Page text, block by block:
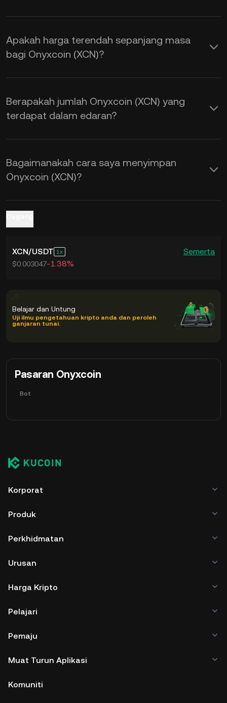
Gunakan Kalkulator KuCoin untuk
mendapatkan kadar pertukaran
kepada USDmasa nyata.
Apakah harga terendah sepanjang masa
bagi Onyxcoin (XCN)?
Berapakah jumlah Onyxcoin (XCN) yang
terdapat dalam edaran?
Bagaimanakah cara saya menyimpan
Onyxcoin (XCN)?
XCN/USDT 1 Semerta
$0.003047-1.38%
Belajar dan Untung
Uji ilmu pengetahuan kripto anda dan peroleh
ganjaran tunai.
Pasaran Onyxcoin
Bot
Korporat
Produk
Perkhidmatan
Urusan
Harga Kripto
Pelajari
Pemaju
Muat Turun Aplikasi
Komuniti